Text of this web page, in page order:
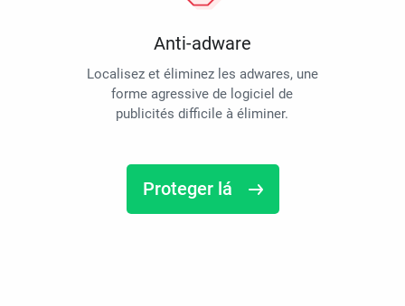
Anti-adware
Localisez et éliminez les adwares, une
forme agressive de logiciel de
publicités difficile à éliminer.
Proteger lá